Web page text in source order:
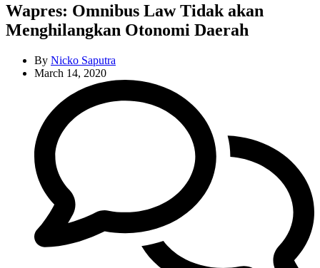
Wapres: Omnibus Law Tidak akan
Menghilangkan Otonomi Daerah
By Nicko Saputra
March 14, 2020